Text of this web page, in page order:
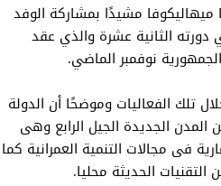
مشيدًا بمشاركة الوفد
الثانية عشرة والذي عقد
نوفمبر الماضي.
تلك الفعاليات وموضحًا أن الدولة
المدن الجديدة الجيل الرابع وهى
فى مجالات التنمية العمرانية كما
الحديثة محليا.